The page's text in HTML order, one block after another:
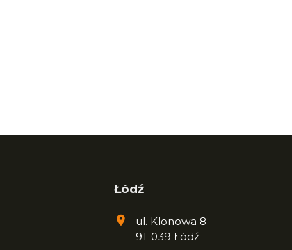
Łódź
ul. Klonowa 8
91-039 Łódź